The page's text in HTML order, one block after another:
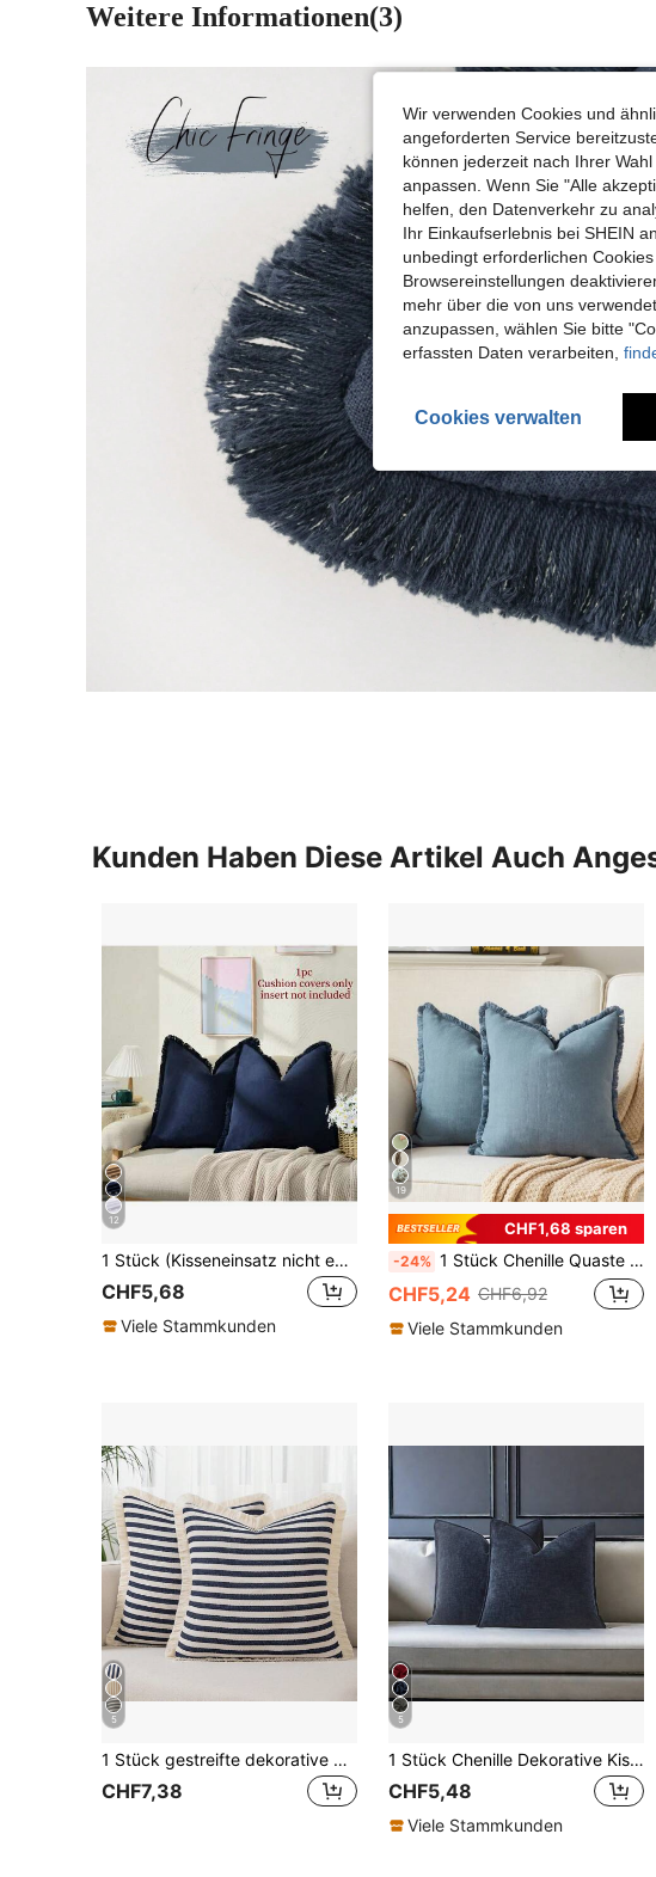
Weitere Informationen(3)
Kunden Haben Diese Artikel Auch
12
1 Stück (Kisseneinsatz nicht enthalten) Kissenbezug im Landhausstil mit Quasten, weiches verwaschenes Stoffdekoratives Kissenhülle mit Quastenbesatz
CHF5,68
Viele Stammkunden
19
CHF1,68 sparen
-24% 1 Stück Chenille Quaste Dekorative Kissenbezug, minimalistisch & praktisch multifunktional
CHF5,24 CHF6,92
Viele Stammkunden
5
1 Stück gestreifte dekorative Kissenhülle aus Webstoff für das Sofa
CHF7,38
5
1 Stück Chenille Dekorative Kissenbezüge mit gestepptem Rand, einfarbige Kissenbezüge zum Färben für Heim-Dekoration, Couch, Sofa, Bett, Wohnzimmer
CHF5,48
Viele Stammkunden
Wir verwenden Cookies und
angeforderten Service
können jederzeit nach Ihrer
anpassen. Wenn Sie "Alle
helfen, den Datenverkehr zu
Ihr Einkaufserlebnis bei SHEIN
unbedingt erforderlichen
Browsereinstellungen
mehr über die von uns
anzupassen, wählen Sie bitte
erfassten Daten verarbeiten,
Cookies verwalten